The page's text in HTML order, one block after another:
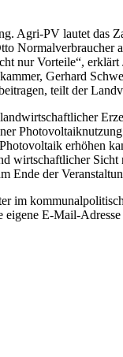
Agri-PV lautet das
Normalverbraucher
nur Vorteile“, erklärt
Gerhard
teilt der
erhöhen
wirtschaftlicher Sicht
Ende der
im
E-Mail-